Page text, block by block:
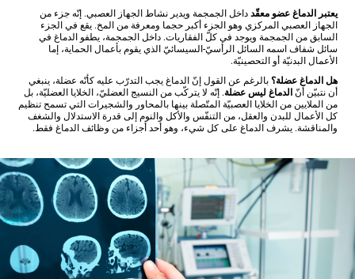
يعتبر الدماغ عضو معقّد داخل الجمجمة ويدير نشاط الجهاز العصبي. إنّه جزء من
الجهاز العصبي المركزي وهو الجزء أكبر حجما ومعرفة من المخ. يقع في الجزء
السابق من الجمجمة ويوجد في كلّ الفقاريات. داخل الجمجمة، يطفو الدماغ في
سائل شفاف اسمه السائل الرأسيّ-السيسائيّ الذي يقوم بأعمال الحماية، إما
الأعمال البدنيّة أو التحصينيّة.
هل الدماغ عضلة؟بالرغم عن القول إنّ الدماغ يجب التدرّب عليه كأنّه عضلة، ينبغي
أن نتبيّن أنّ الدماغ ليس عضلة. إنّه لا يتركّب من النسيج العضليّ، الخلايا العضليّة، بل
من الملايين من الخلايا العصبيّة المتّصلة بينها بالمحاور والشجيرات التي تسمح تنظيم
كل الأعمال للبدن والعقل، من التنفّس والأكل والنوم إلى قدرة الاستدلال والشغف
والمناقشة. يشرف الدماغ على كل شيء، وهو أحد أجزاء من وظائف الدماغ فقط.